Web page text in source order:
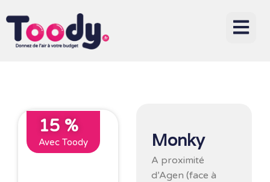
15 %
Avec Toody Monky
A proximité
d’Agen (face à